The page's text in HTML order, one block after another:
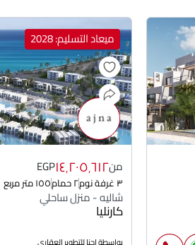
ميعاد التسليم: 2028
من١٤٬٢٠٥٬٦١٢EGP
٣ غرفة نوم ٢ حمام ١٥٥ متر مربع
شاليه - منزل ساحلي
كارنليا
بواسطة اجنا للتطوير العقارى